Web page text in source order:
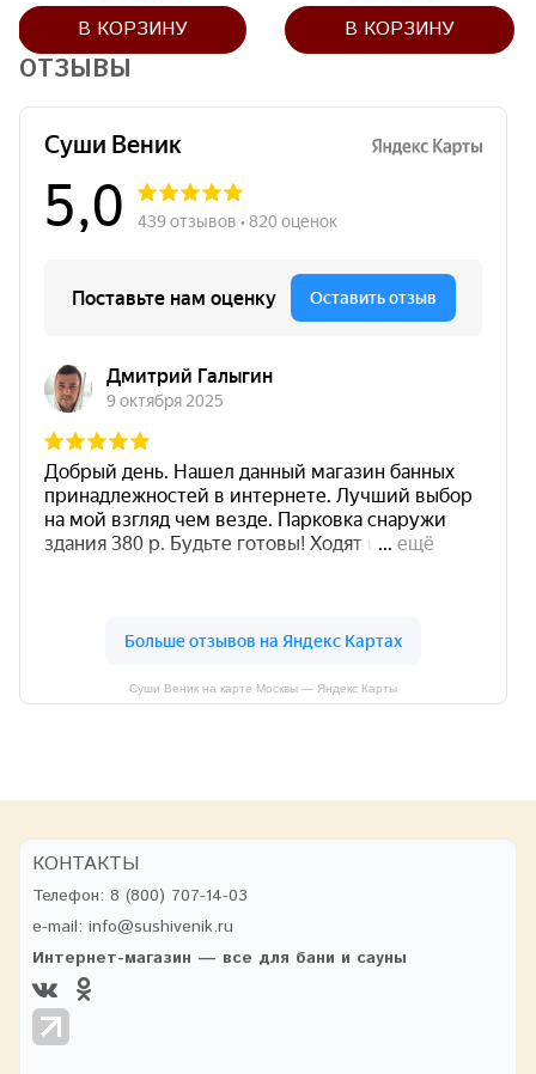
В КОРЗИНУ В КОРЗИНУ
ОТЗЫВЫ
Суши Веник на карте Москвы — Яндекс Карты
КОНТАКТЫ
Телефон: 8 (800) 707-14-03
e-mail: info@sushivenik.ru
Интернет-магазин — все для бани и сауны